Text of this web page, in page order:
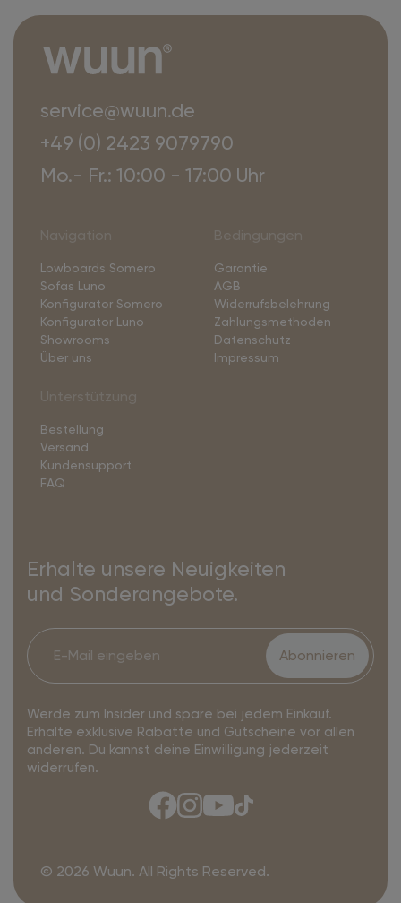
service@wuun.de
+49 (0) 2423 9079790
Mo.- Fr.: 10:00 - 17:00 Uhr
Lowboards Somero
Sofas Luno
Konfigurator Somero
Konfigurator Luno
Showrooms
Über uns
Garantie
AGB
Widerrufsbelehrung
Zahlungsmethoden
Datenschutz
Impressum
Bestellung
Versand
Kundensupport
FAQ
Erhalte unsere Neuigkeiten
und Sonderangebote.
Abonnieren
Werde zum Insider und spare bei jedem Einkauf.
Erhalte exklusive Rabatte und Gutscheine vor allen
anderen. Du kannst deine Einwilligung jederzeit
widerrufen.
© 2026 Wuun. All Rights Reserved.